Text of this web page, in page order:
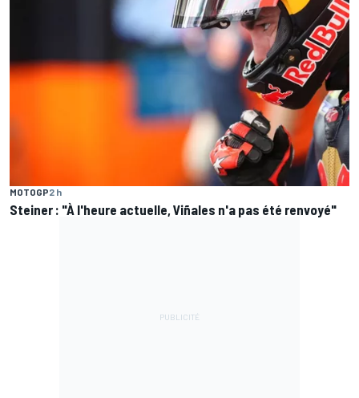
MOTOGP2 h
Steiner : "À l'heure actuelle, Viñales n'a pas été renvoyé"